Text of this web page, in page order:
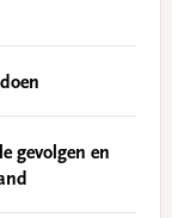
gevolgen en